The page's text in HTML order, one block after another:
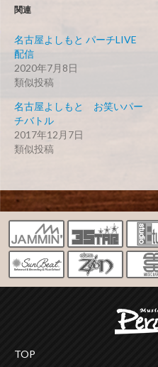
関連
名古屋よしもと パーチLIVE
配信
2020年7月8日
類似投稿
名古屋よしもと お笑いパー
チバトル
2017年12月7日
類似投稿
TOP